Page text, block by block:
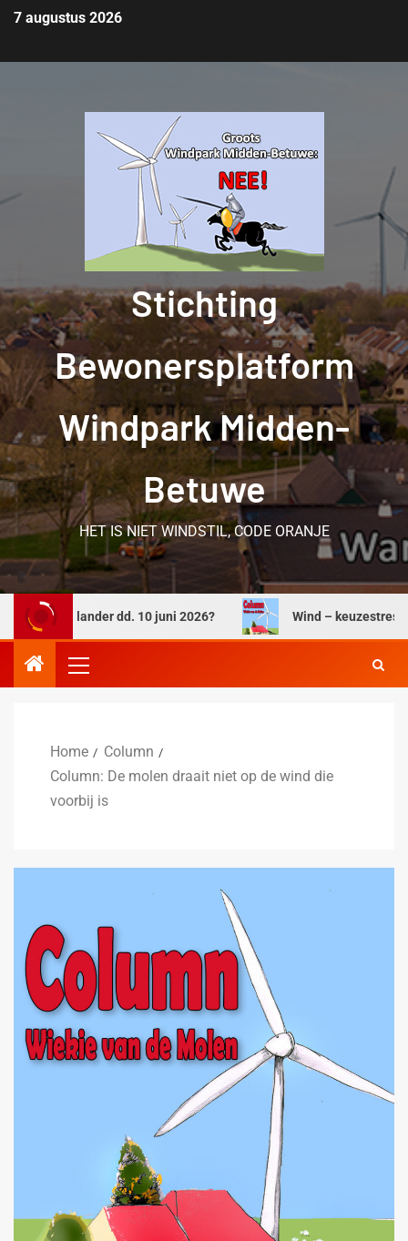
7 augustus 2026
Stichting
Bewonersplatform
Windpark Midden-
Betuwe
HET IS NIET WINDSTIL, CODE ORANJE
dd. 10 juni 2026? Wind – keuzestress
Home
Column
Column: De molen draait niet op de wind die
voorbij is